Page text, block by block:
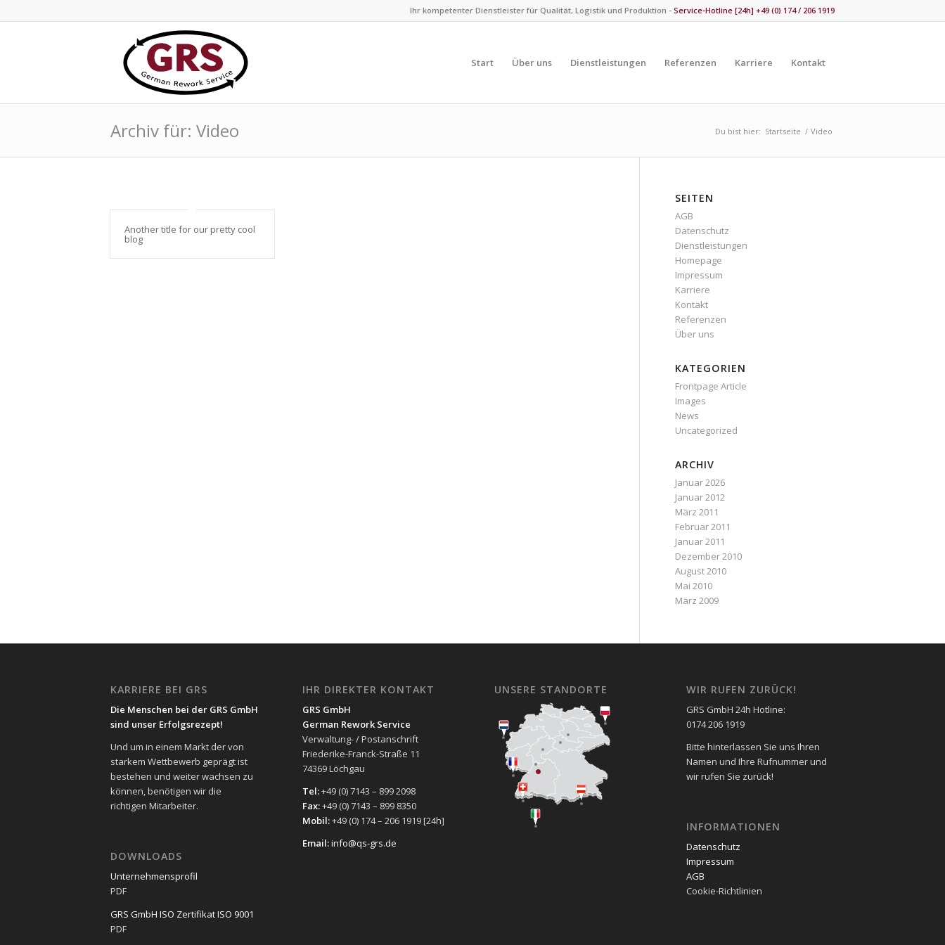
Ihr kompetenter Dienstleister für Qualität, Logistik und Produktion - Service-Hotline [24h] +49 (0) 174 / 206 1919
Start Über uns Dienstleistungen Referenzen Karriere Kontakt
Archiv für: Video Du bist hier: Startseite / Video
Another title for our pretty cool
blog
SEITEN
AGB
Datenschutz
Dienstleistungen
Homepage
Impressum
Karriere
Kontakt
Referenzen
Über uns
KATEGORIEN
Frontpage Article
Images
News
Uncategorized
ARCHIV
Januar 2026
Januar 2012
März 2011
Februar 2011
Januar 2011
Dezember 2010
August 2010
Mai 2010
März 2009
KARRIERE BEI GRS
Die Menschen bei der GRS GmbH
sind unser Erfolgsrezept!
Und um in einem Markt der von
starkem Wettbewerb geprägt ist
bestehen und weiter wachsen zu
können, benötigen wir die
richtigen Mitarbeiter.
DOWNLOADS
Unternehmensprofil
PDF
GRS GmbH ISO Zertifikat ISO 9001
PDF
IHR DIREKTER KONTAKT
GRS GmbH
German Rework Service
Verwaltung- / Postanschrift
Friederike-Franck-Straße 11
74369 Löchgau
Tel:+49 (0) 7143 – 899 2098
Fax:+49 (0) 7143 – 899 8350
Mobil:+49 (0) 174 – 206 1919 [24h]
Email:info@qs-grs.de
UNSERE STANDORTE WIR RUFEN ZURÜCK!
GRS GmbH 24h Hotline:
0174 206 1919
Bitte hinterlassen Sie uns Ihren
Namen und Ihre Rufnummer und
wir rufen Sie zurück!
INFORMATIONEN
Datenschutz
Impressum
AGB
Cookie-Richtlinien